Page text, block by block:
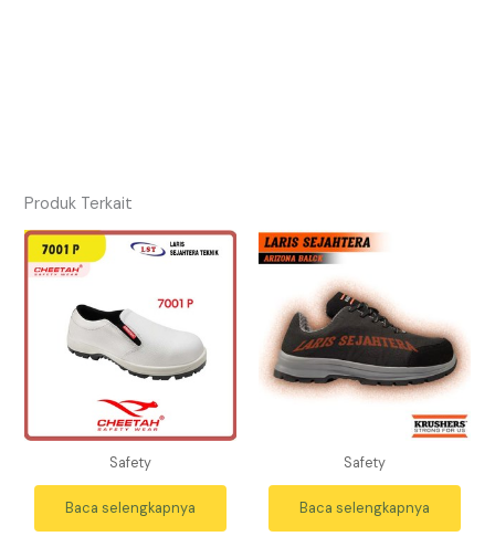
Produk Terkait
Safety
Baca selengkapnya
Safety
Baca selengkapnya